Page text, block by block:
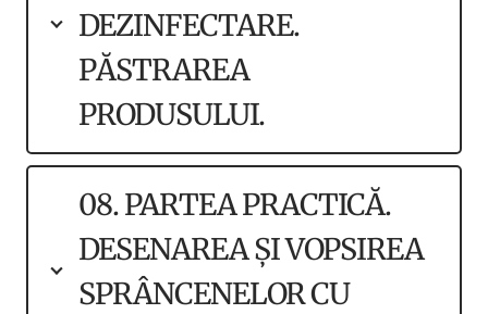
DEZINFECTARE.
PĂSTRAREA
PRODUSULUI.
08. PARTEA PRACTICĂ.
DESENAREA ȘI VOPSIREA
SPRÂNCENELOR CU